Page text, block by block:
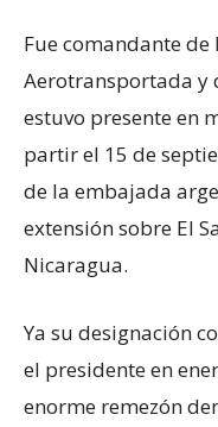
Fue comandante de
Aerotransportada y
estuvo presente en
partir el 15 de
de la embajada
extensión sobre El
Nicaragua.
Ya su designación
el presidente en
enorme remezón